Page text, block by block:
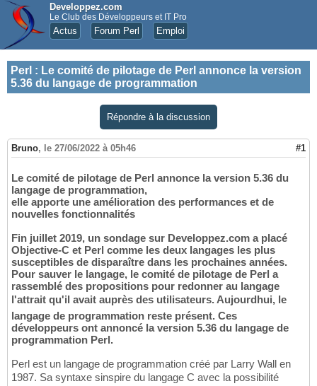
Developpez.com
Le Club des Développeurs et IT Pro
Actus Forum Perl Emploi
Perl : Le comité de pilotage de Perl annonce la version
5.36 du langage de programmation
Répondre à la discussion
Bruno, le 27/06/2022 à 05h46 #1
Le comité de pilotage de Perl annonce la version 5.36 du
langage de programmation,
elle apporte une amélioration des performances et de
nouvelles fonctionnalités
Fin juillet 2019, un sondage sur Developpez.com a placé
Objective-C et Perl comme les deux langages les plus
susceptibles de disparaître dans les prochaines années.
Pour sauver le langage, le comité de pilotage de Perl a
rassemblé des propositions pour redonner au langage
l'attrait qu'il avait auprès des utilisateurs. Aujourdhui, le
langage de programmation reste présent. Ces
développeurs ont annoncé la version 5.36 du langage de
programmation Perl.
Perl est un langage de programmation créé par Larry Wall en
1987. Sa syntaxe sinspire du langage C avec la possibilité